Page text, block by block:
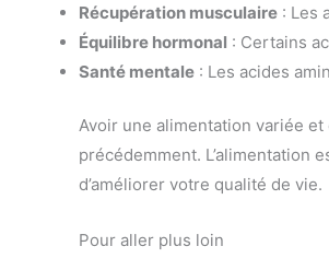
Récupération musculaire : Les
Équilibre hormonal : Certains
Santé mentale : Les acides
Avoir une alimentation variée
précédemment. L’alimentation
d’améliorer votre qualité de vie.
Pour aller plus loin